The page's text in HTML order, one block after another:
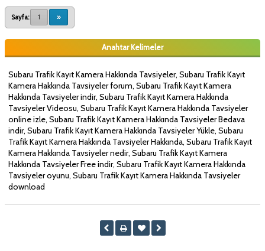
Sayfa: 1 »
Anahtar Kelimeler
Subaru Trafik Kayıt Kamera Hakkında Tavsiyeler, Subaru Trafik Kayıt
Kamera Hakkında Tavsiyeler forum, Subaru Trafik Kayıt Kamera
Hakkında Tavsiyeler indir, Subaru Trafik Kayıt Kamera Hakkında
Tavsiyeler Videosu, Subaru Trafik Kayıt Kamera Hakkında Tavsiyeler
online izle, Subaru Trafik Kayıt Kamera Hakkında Tavsiyeler Bedava
indir, Subaru Trafik Kayıt Kamera Hakkında Tavsiyeler Yükle, Subaru
Trafik Kayıt Kamera Hakkında Tavsiyeler Hakkında, Subaru Trafik Kayıt
Kamera Hakkında Tavsiyeler nedir, Subaru Trafik Kayıt Kamera
Hakkında Tavsiyeler Free indir, Subaru Trafik Kayıt Kamera Hakkında
Tavsiyeler oyunu, Subaru Trafik Kayıt Kamera Hakkında Tavsiyeler
download